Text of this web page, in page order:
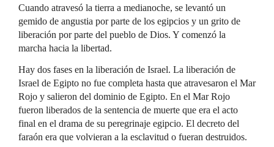
Cuando atravesó la tierra a medianoche, se levantó un
gemido de angustia por parte de los egipcios y un grito de
liberación por parte del pueblo de Dios. Y comenzó la
marcha hacia la libertad.
Hay dos fases en la liberación de Israel. La liberación de
Israel de Egipto no fue completa hasta que atravesaron el Mar
Rojo y salieron del dominio de Egipto. En el Mar Rojo
fueron liberados de la sentencia de muerte que era el acto
final en el drama de su peregrinaje egipcio. El decreto del
faraón era que volvieran a la esclavitud o fueran destruidos.